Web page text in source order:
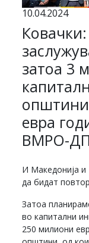
10.04.2024
затоа 3
евра
ВМРО-
И Македонија и
да бидат
Затоа
во капитални
250 милиони